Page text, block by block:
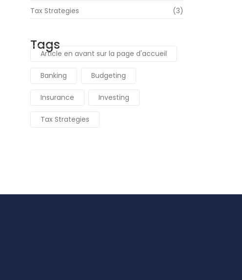
Tax Strategies
(3)
Tags
Article en avant sur la page d'accueil
Banking Budgeting
Insurance Investing
Tax Strategies